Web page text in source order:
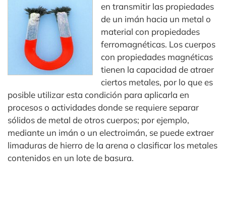
en transmitir las propiedades
de un imán hacia un metal o
material con propiedades
ferromagnéticas. Los cuerpos
con propiedades magnéticas
tienen la capacidad de atraer
ciertos metales, por lo que es
posible utilizar esta condición para aplicarla en
procesos o actividades donde se requiere separar
sólidos de metal de otros cuerpos; por ejemplo,
mediante un imán o un electroimán, se puede extraer
limaduras de hierro de la arena o clasificar los metales
contenidos en un lote de basura.